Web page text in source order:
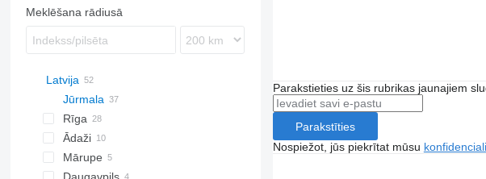
Meklēšana rādiusā
Latvija
Jūrmala
Rīga
Ādaži
Mārupe
Parakstieties uz šis rubrikas jaunajiem
Parakstīties
Nospiežot, jūs piekrītat mūsu